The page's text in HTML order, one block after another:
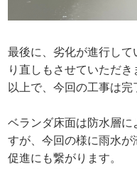
最後に、劣化が進行し
り直しもさせていただき
以上で、今回の工事は完
ベランダ床面は防水層に
すが、今回の様に雨水
促進にも繋がります。